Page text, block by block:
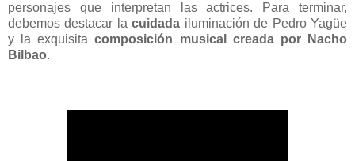
personajes que interpretan las actrices. Para terminar,
debemos destacar lacuidada iluminación de Pedro Yagüe
y la exquisitacomposición musical creada por
Nacho
Bilbao.